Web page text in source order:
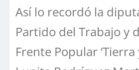
Así lo recordó la
Partido del Trabajo y
Frente Popular ‘Tierra